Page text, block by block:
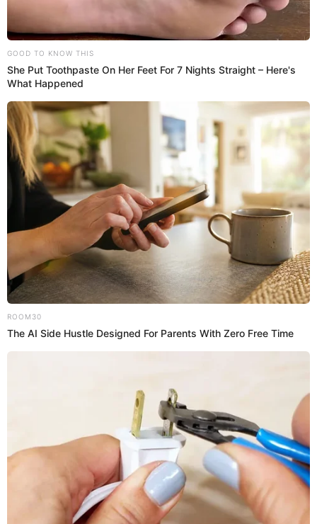
14 Sep 2024 | 22:05 h
Sutran abre oferta laboral en Lima con sueldos
de hasta S/7.500: ¿Cuáles son los requisitos?